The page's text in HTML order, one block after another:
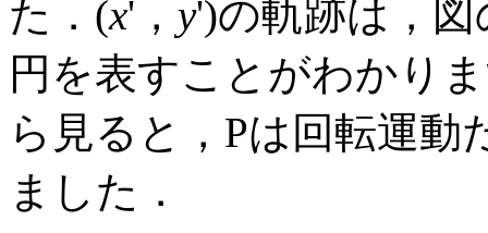
た．(x'， y')の軌跡は，
円を表すことがわかり
ら見ると，Pは回転運
ました．